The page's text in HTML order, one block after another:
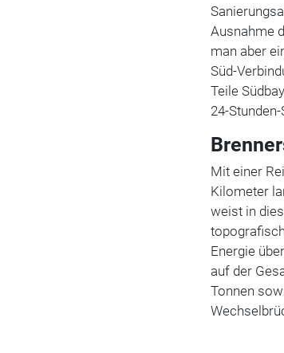
Ausnahme
man aber
Süd-
Teile
24-
Mit einer
Kilometer
weist in
Energie
auf der
Tonnen